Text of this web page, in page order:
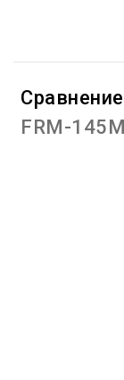
Сравнение
FRM-